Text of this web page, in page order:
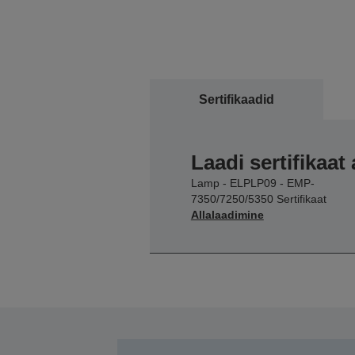
Sertifikaadid
Laadi sertifikaat
Lamp - ELPLP09 - EMP-
7350/7250/5350 Sertifikaat
Allalaadimine